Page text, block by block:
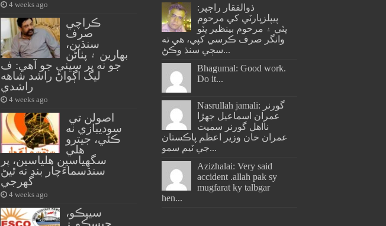
4 weeks ago
ڪراچي
صرف
سنڌين،
بهارين ۽ پٺاڻن
جو نه پر سڀني جو آهي: ف
ليگ اڳواڻ راشد شاهه
راشدي
4 weeks ago
سوديبازي نه
ڪئي، جيترو
هلي
سگهياسين هلياسين، پر
سنڌسماءَچار بند نه ٿيڻ
گهرجي
4 weeks ago
سيپڪو،
حيسڪو ۽
ذوالفقار راڄپر:
پيپلزپارٽي کي مرحوم
ڀٽي ۽ مرحوم بينظير ڀٽو
وانگر صرف ڪرسي کپي، هي ته
سڄي سنڌ وڪڻ...
Bhagumal: Good work.
Do it...
Nasrullah jamali: گورنر
عمران اسماعيل جھڙا
نااهل گورنر سميت
عمران خان وزير اعظم پاڪستان
جي ٽيم سمو...
Azizhalai: Very said
accident .allah pak sy
mugfarat ky talbgar
hen...